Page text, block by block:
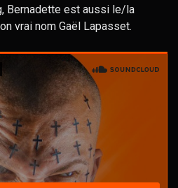
Bernadette est aussi le/la
vrai nom Gaël Lapasset.